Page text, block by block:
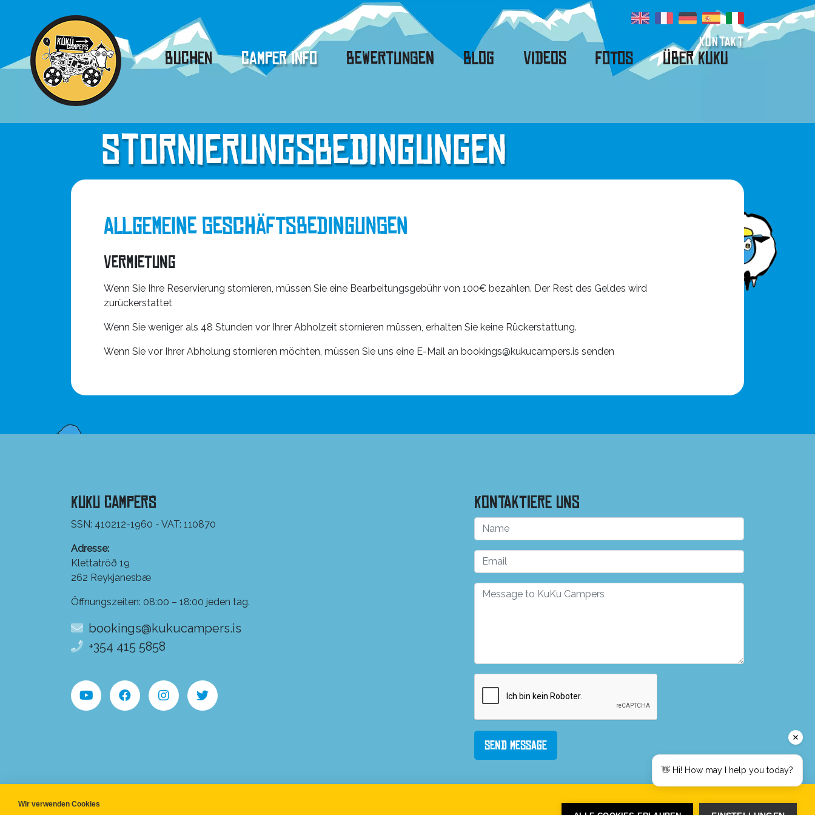
Buchen Camper Info Bewertungen Blog Videos Fotos Über Kuku
Kontakt
Stornierungsbedingungen
Allgemeine Geschäftsbedingungen
Vermietung
Wenn Sie Ihre Reservierung stornieren, müssen Sie eine Bearbeitungsgebühr von 100€ bezahlen. Der Rest des Geldes wird
zurückerstattet
Wenn Sie weniger als 48 Stunden vor Ihrer Abholzeit stornieren müssen, erhalten Sie keine Rückerstattung.
Wenn Sie vor Ihrer Abholung stornieren möchten, müssen Sie uns eine E-Mail an bookings@kukucampers.is senden
Kontaktiere uns
Send Message
KuKu Campers
SSN: 410212-1960 - VAT: 110870
Adresse:
Klettatröð 19
262 Reykjanesbæ
Öffnungszeiten: 08:00 – 18:00 jeden tag.
bookings@kukucampers.is
+354 415 5858
Wir verwenden Cookies
👋 Hi! How may I help you today?